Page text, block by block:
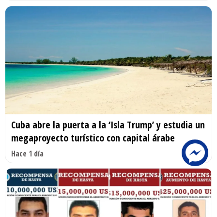
Cuba abre la puerta a la ‘Isla Trump’ y estudia un
megaproyecto turístico con capital árabe
Hace 1 día